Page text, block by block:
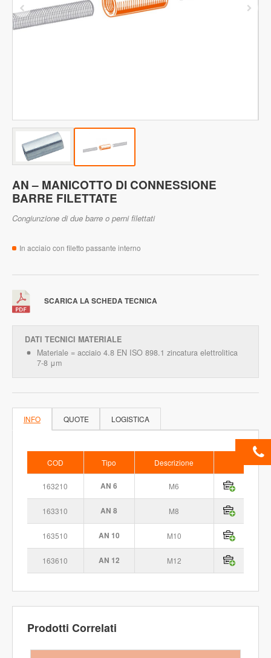
AN – MANICOTTO DI CONNESSIONE
BARRE FILETTATE
Congiunzione di due barre o perni filettati
In acciaio con filetto passante interno
SCARICA LA SCHEDA TECNICA
DATI TECNICI MATERIALE
Materiale = acciaio 4.8 EN ISO 898.1 zincatura elettrolitica
7-8 μm
INFO QUOTE LOGISTICA
COD Tipo Descrizione
163210 AN 6 M6
163310 AN 8 M8
163510 AN 10 M10
163610 AN 12 M12
Prodotti Correlati